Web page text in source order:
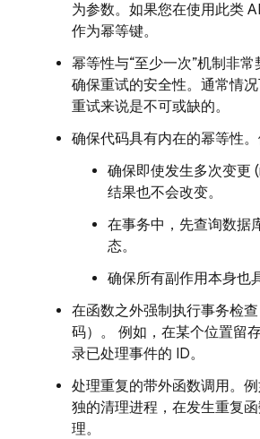
为参数。如果您在使用此类
作为幂等键。
幂等性与“至少一次”机制非
确保重试的安全性。通常情
重试来说是不可或缺的。
确保代码具有内在的幂等性。
确保即使发生多次变更
结果也不会改变。
在事务中，先查询数据
态。
确保所有副作用本身也
在函数之外强制执行事务检
码）。 例如，在某个位置留
录已处理事件的 ID。
处理重复的带外函数调用。
独的清理进程，在发生重复
理。